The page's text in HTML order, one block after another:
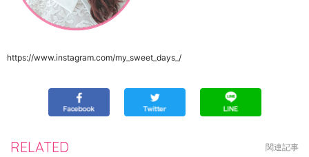
https://www.instagram.com/my_sweet_days_/
RELATED 関連記事